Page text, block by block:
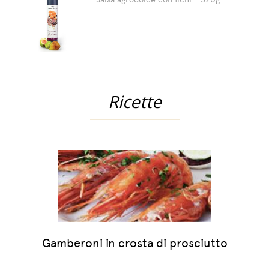
Ricette
Gamberoni in crosta di prosciutto